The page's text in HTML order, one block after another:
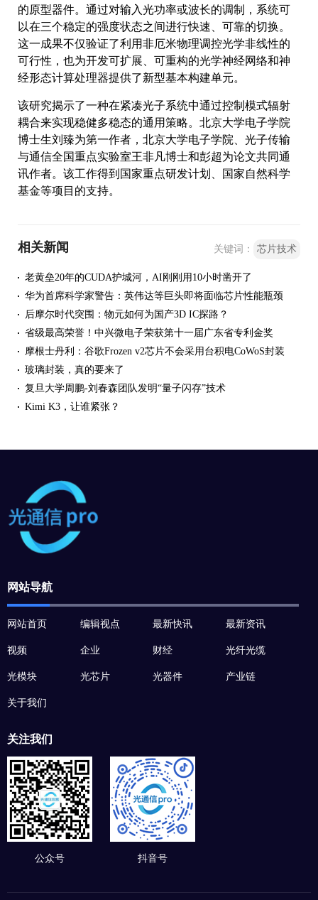
的原型器件。通过对输入光功率或波长的调制，系统可
以在三个稳定的强度状态之间进行快速、可靠的切换。
这一成果不仅验证了利用非厄米物理调控光学非线性的
可行性，也为开发可扩展、可重构的光学神经网络和神
经形态计算处理器提供了新型基本构建单元。
该研究揭示了一种在紧凑光子系统中通过控制模式辐射
耦合来实现稳健多稳态的通用策略。北京大学电子学院
博士生刘臻为第一作者，北京大学电子学院、光子传输
与通信全国重点实验室王非凡博士和彭超为论文共同通
讯作者。该工作得到国家重点研发计划、国家自然科学
基金等项目的支持。
相关新闻 关键词： 芯片技术
老黄垒20年的CUDA护城河，AI刚刚用10小时凿开了
华为首席科学家警告：英伟达等巨头即将面临芯片性能瓶颈
后摩尔时代突围：物元如何为国产3D IC探路？
省级最高荣誉！中兴微电子荣获第十一届广东省专利金奖
摩根士丹利：谷歌Frozen v2芯片不会采用台积电CoWoS封装
玻璃封装，真的要来了
复旦大学周鹏-刘春森团队发明“量子闪存”技术
Kimi K3，让谁紧张？
网站导航
网站首页 编辑视点 最新快讯 最新资讯
视频 企业 财经 光纤光缆
光模块 光芯片 光器件 产业链
关于我们
关注我们
公众号 抖音号